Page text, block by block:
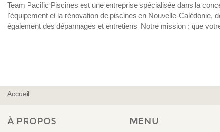
Team Pacific Piscines est une entreprise spécialisée dans la
l'équipement et la rénovation de piscines en Nouvelle-Calédonie,
également des dépannages et entretiens. Notre mission : que
VOUS ÊTES ICI
Accueil
À PROPOS MENU